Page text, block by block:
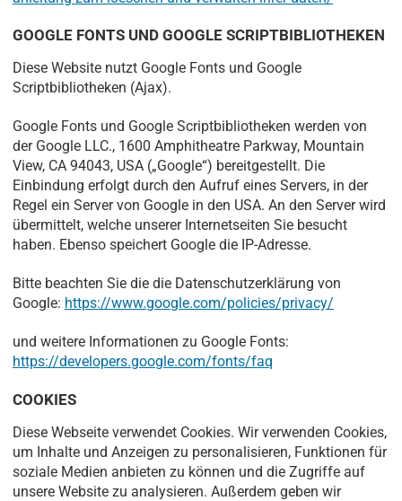
GOOGLE FONTS UND GOOGLE SCRIPTBIBLIOTHEKEN
Diese Website nutzt Google Fonts und Google
Scriptbibliotheken (Ajax).
Google Fonts und Google Scriptbibliotheken werden von
der Google LLC., 1600 Amphitheatre Parkway, Mountain
View, CA 94043, USA („Google“) bereitgestellt. Die
Einbindung erfolgt durch den Aufruf eines Servers, in der
Regel ein Server von Google in den USA. An den Server wird
übermittelt, welche unserer Internetseiten Sie besucht
haben. Ebenso speichert Google die IP-Adresse.
Bitte beachten Sie die die Datenschutzerklärung von
Google: https://www.google.com/policies/privacy/
und weitere Informationen zu Google Fonts:
https://developers.google.com/fonts/faq
COOKIES
Diese Webseite verwendet Cookies. Wir verwenden Cookies,
um Inhalte und Anzeigen zu personalisieren, Funktionen für
soziale Medien anbieten zu können und die Zugriffe auf
unsere Website zu analysieren. Außerdem geben wir